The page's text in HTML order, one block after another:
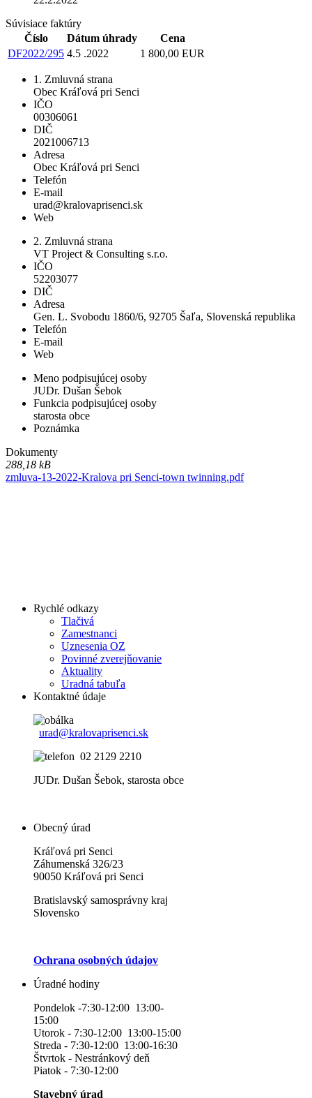
Súvisiace faktúry
Číslo
Dátum úhrady
Cena
DF2022/295 4.5 .2022 1 800,00 EUR
1. Zmluvná strana
Obec Kráľová pri Senci
IČO
00306061
DIČ
2021006713
Adresa
Obec Kráľová pri Senci
Telefón
E-mail
urad@kralovaprisenci.sk
Web
2. Zmluvná strana
VT Project & Consulting s.r.o.
IČO
52203077
DIČ
Adresa
Gen. L. Svobodu 1860/6, 92705 Šaľa, Slovenská republika
Telefón
E-mail
Web
Meno podpisujúcej osoby
JUDr. Dušan Šebok
Funkcia podpisujúcej osoby
starosta obce
Poznámka
Dokumenty
288,18 kB
zmluva-13-2022-Kralova pri Senci-town twinning.pdf
Rychlé odkazy
Tlačivá
Zamestnanci
Uznesenia OZ
Povinné zverejňovanie
Aktuality
Uradná tabuľa
Kontaktné údaje
urad@kralovaprisenci.sk
02 2129 2210
JUDr. Dušan Šebok, starosta obce
Obecný úrad
Kráľová pri Senci
Záhumenská 326/23
90050 Kráľová pri Senci
Bratislavský samosprávny kraj
Slovensko
Ochrana osobných údajov
Úradné hodiny
Pondelok -7:30-12:00 13:00-
15:00
Utorok - 7:30-12:00 13:00-15:00
Streda - 7:30-12:00 13:00-16:30
Štvrtok - Nestránkový deň
Piatok - 7:30-12:00
Stavebný úrad